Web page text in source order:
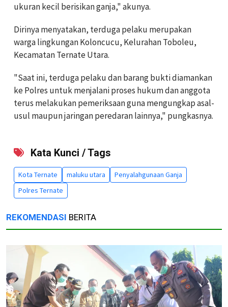
ukuran kecil berisikan ganja," akunya.
Dirinya menyatakan, terduga pelaku merupakan
warga lingkungan Koloncucu, Kelurahan Toboleu,
Kecamatan Ternate Utara.
"Saat ini, terduga pelaku dan barang bukti diamankan
ke Polres untuk menjalani proses hukum dan anggota
terus melakukan pemeriksaan guna mengungkap asal-
usul maupun jaringan peredaran lainnya," pungkasnya.
Kata Kunci / Tags
Kota Ternate maluku utara
Penyalahgunaan Ganja
Polres Ternate
REKOMENDASI BERITA